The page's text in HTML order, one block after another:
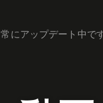
常にアップデート中で